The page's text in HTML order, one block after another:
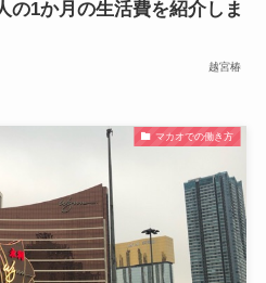
の1か月の生活費を紹介しま
越宮椿
マカオでの働き方